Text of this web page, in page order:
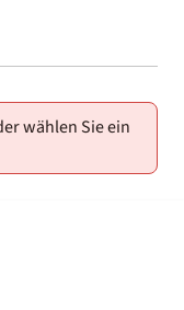
wählen Sie ein